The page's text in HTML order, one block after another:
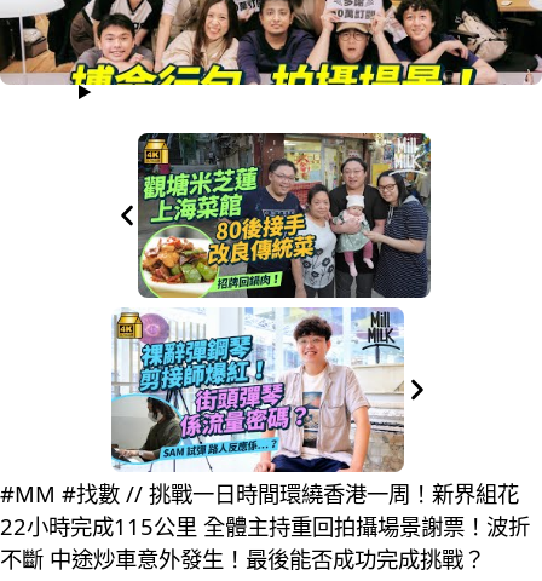
#MM #找數 // 挑戰一日時間環繞香港一周！新界組花
22小時完成115公里 全體主持重回拍攝場景謝票！波折
不斷 中途炒車意外發生！最後能否成功完成挑戰？